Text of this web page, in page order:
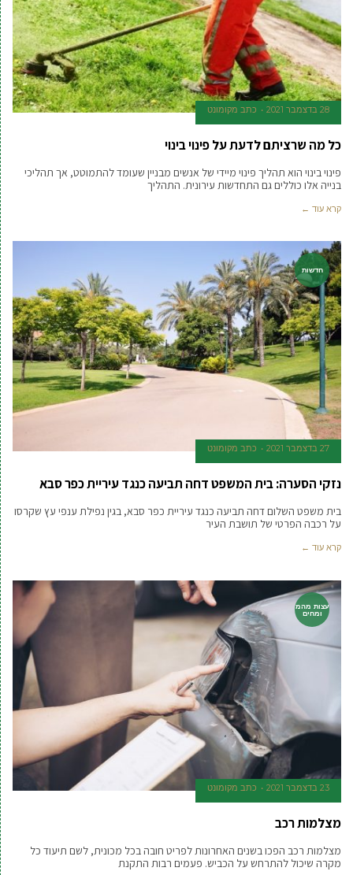
28 בדצמבר 2021 כתב מקומונט
כל מה שרציתם לדעת על פינוי בינוי
פינוי בינוי הוא תהליך פינוי מיידי של אנשים מבניין שעומד להתמוטט, אך תהליכי
בנייה אלו כוללים גם התחדשות עירונית. התהליך
קרא עוד ←
חדשות
27 בדצמבר 2021 כתב מקומונט
נזקי הסערה: בית המשפט דחה תביעה כנגד עיריית כפר סבא
בית משפט השלום דחה תביעה כנגד עיריית כפר סבא, בגין נפילת ענפי עץ שקרסו
על רכבה הפרטי של תושבת העיר
קרא עוד ←
עצות מהמ
ומחים
23 בדצמבר 2021 כתב מקומונט
מצלמות רכב
מצלמות רכב הפכו בשנים האחרונות לפריט חובה בכל מכונית, לשם תיעוד כל
מקרה שיכול להתרחש על הכביש. פעמים רבות התקנת